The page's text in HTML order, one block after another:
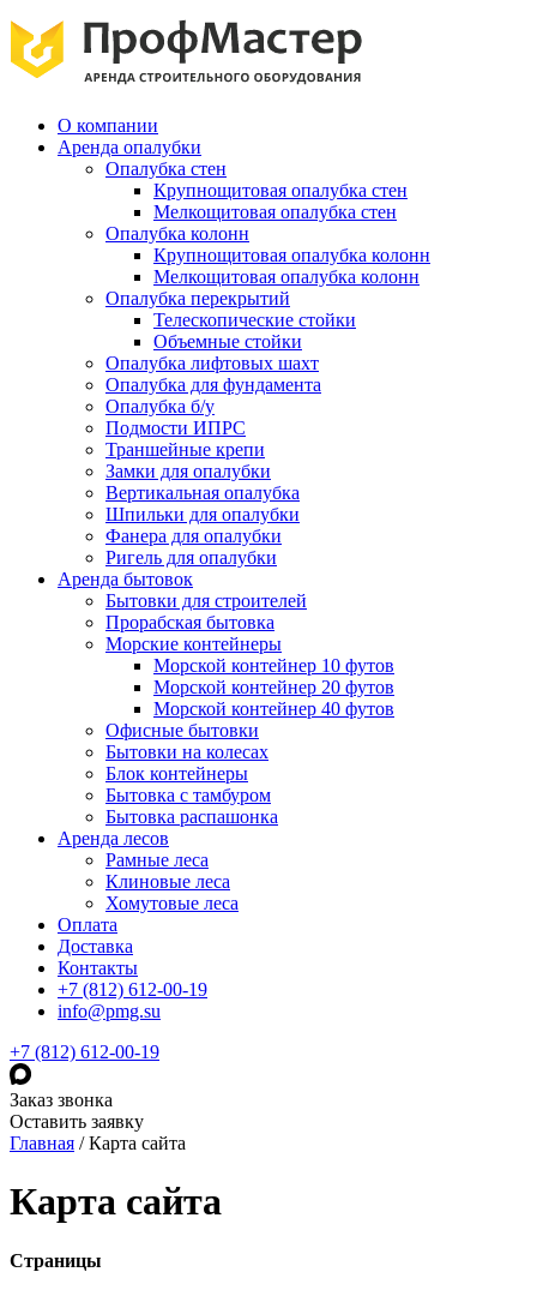
О компании
Аренда опалубки
Опалубка стен
Крупнощитовая опалубка стен
Мелкощитовая опалубка стен
Опалубка колонн
Крупнощитовая опалубка колонн
Мелкощитовая опалубка колонн
Опалубка перекрытий
Телескопические стойки
Объемные стойки
Опалубка лифтовых шахт
Опалубка для фундамента
Опалубка б/у
Подмости ИПРС
Траншейные крепи
Замки для опалубки
Вертикальная опалубка
Шпильки для опалубки
Фанера для опалубки
Ригель для опалубки
Аренда бытовок
Бытовки для строителей
Прорабская бытовка
Морские контейнеры
Морской контейнер 10 футов
Морской контейнер 20 футов
Морской контейнер 40 футов
Офисные бытовки
Бытовки на колесах
Блок контейнеры
Бытовка с тамбуром
Бытовка распашонка
Аренда лесов
Рамные леса
Клиновые леса
Хомутовые леса
Оплата
Доставка
Контакты
+7 (812) 612-00-19
info@pmg.su
+7 (812) 612-00-19
Заказ звонка
Оставить заявку
Главная /Карта сайта
Карта сайта
Страницы